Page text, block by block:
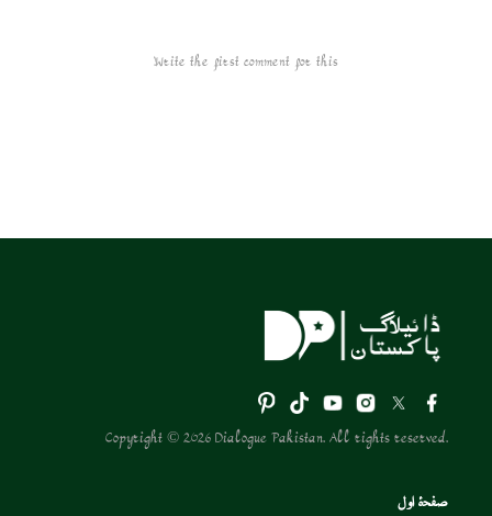
Write the first comment for this!
Copyright © 2026 Dialogue Pakistan. All rights reserved.
صفحۂ اول